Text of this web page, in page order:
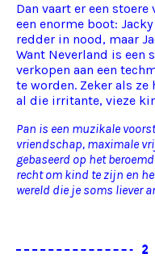
Dan vaart er een
een enorme boot:
redder in nood, maar
Want Neverland is een
verkopen aan een
te worden. Zeker als
al die irritante, vieze
Pan is een muzikale
vriendschap, maximale
gebaseerd op het
recht om kind te zijn en
wereld die je soms liever